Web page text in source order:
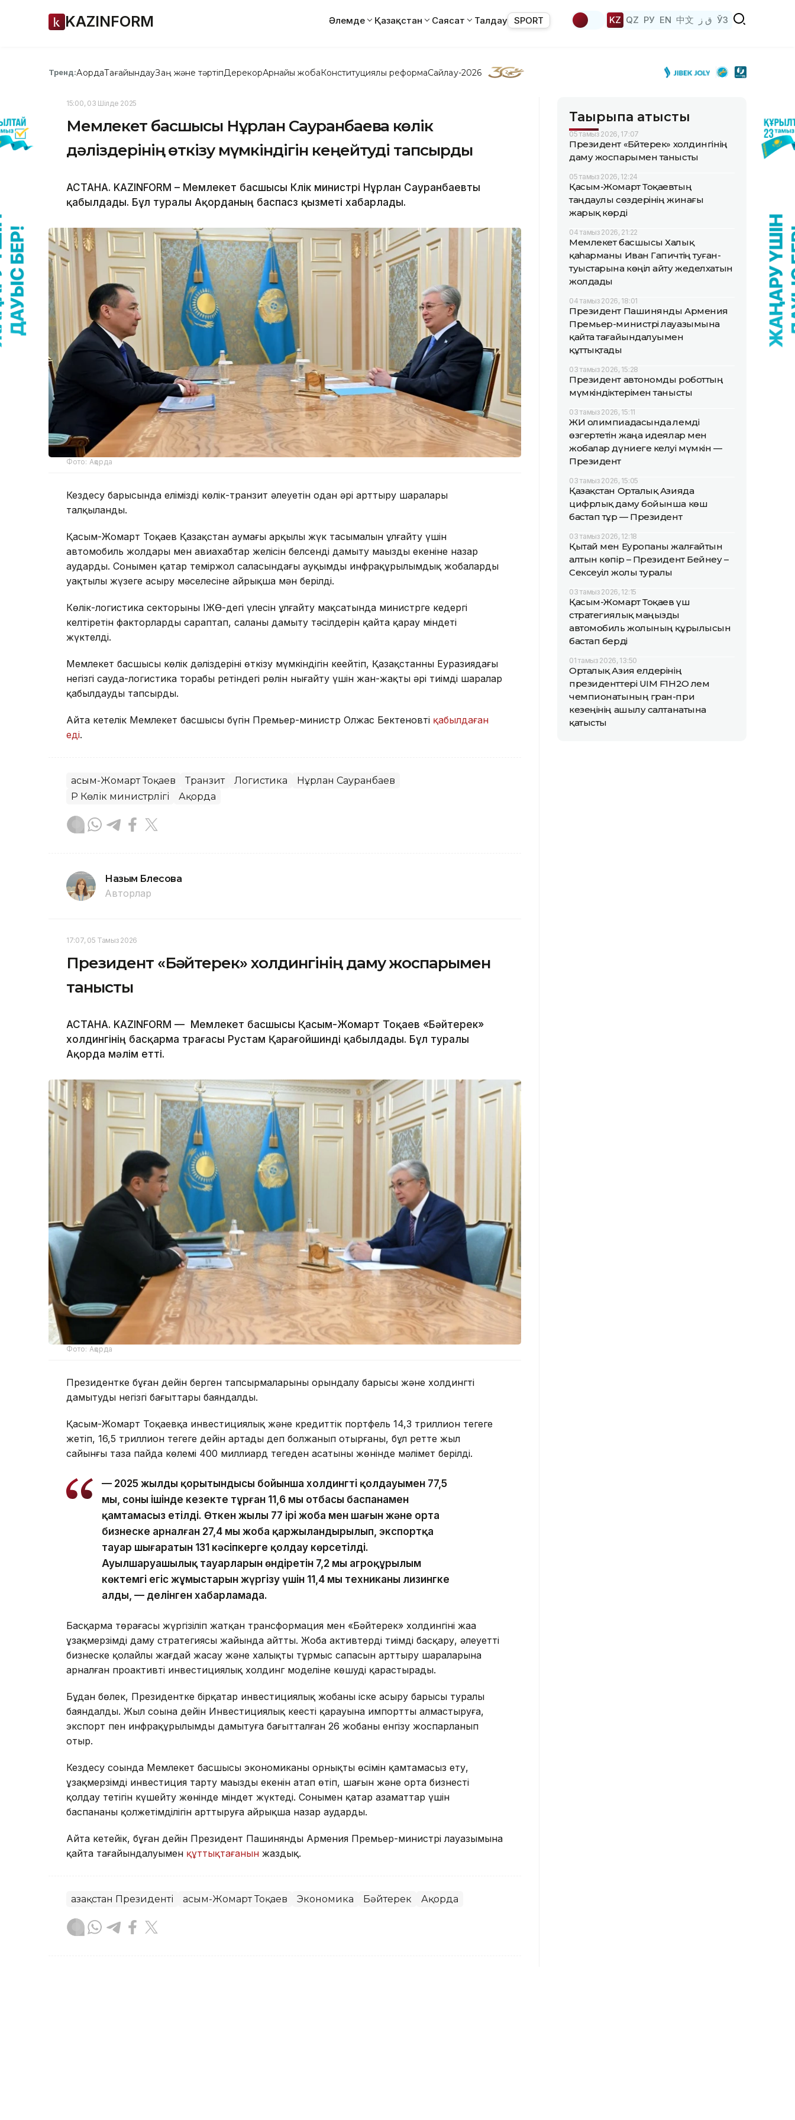
KAZINFORM Әлемде Қазақстан Саясат Талдау SPORT KZ QZ РУ EN 中文 ق ز ЎЗ
Тренд:АқордаТағайындауЗаң және тәртіпДерекқорАрнайы жобаКонституциялық реформаСайлау-2026
15:00, 03 Шілде 2025
Мемлекет басшысы Нұрлан Сауранбаевқа көлік
дәліздерінің өткізу мүмкіндігін кеңейтуді тапсырды
АСТАНА. KAZINFORM – Мемлекет басшысы Көлік министрі Нұрлан Сауранбаевты
қабылдады. Бұл туралы Ақорданың баспасөз қызметі хабарлады.
Фото: Ақорда
Кездесу барысында еліміздің көлік-транзит әлеуетін одан әрі арттыру шаралары
талқыланды.
Қасым-Жомарт Тоқаев Қазақстан аумағы арқылы жүк тасымалын ұлғайту үшін
автомобиль жолдары мен авиахабтар желісін белсенді дамыту маңызды екеніне назар
аударды. Сонымен қатар теміржол саласындағы ауқымды инфрақұрылымдық жобаларды
уақтылы жүзеге асыру мәселесіне айрықша мән берілді.
Көлік-логистика секторының ІЖӨ-дегі үлесін ұлғайту мақсатында министрге кедергі
келтіретін факторларды сараптап, саланы дамыту тәсілдерін қайта қарау міндеті
жүктелді.
Мемлекет басшысы көлік дәліздерінің өткізу мүмкіндігін кеңейтіп, Қазақстанның Еуразиядағы
негізгі сауда-логистика торабы ретіндегі рөлін нығайту үшін жан-жақты әрі тиімді шаралар
қабылдауды тапсырды.
Айта кетелік Мемлекет басшысы бүгін Премьер-министр Олжас Бектеновті қабылдаған
еді.
Қасым-Жомарт Тоқаев Транзит Логистика
Нұрлан Сауранбаев
ҚР Көлік министрлігі
Ақорда
Назым Бөлесова
Авторлар
17:07, 05 Тамыз 2026
Президент «Бәйтерек» холдингінің даму жоспарымен
танысты
АСТАНА. KAZINFORM — Мемлекет басшысы Қасым-Жомарт Тоқаев «Бәйтерек»
холдингінің басқарма төрағасы Рустам Қарағойшинді қабылдады. Бұл туралы
Ақорда мәлім етті.
Фото: Ақорда
Президентке бұған дейін берген тапсырмаларының орындалу барысы және холдингті
дамытудың негізгі бағыттары баяндалды.
Қасым-Жомарт Тоқаевқа инвестициялық және кредиттік портфель 14,3 триллион теңгеге
жетіп, 16,5 триллион теңгеге дейін артады деп болжанып отырғаны, бұл ретте жыл
сайынғы таза пайда көлемі 400 миллиард теңгеден асатыны жөнінде мәлімет берілді.
— 2025 жылдың қорытындысы бойынша холдингтің қолдауымен 77,5
мың, соның ішінде кезекте тұрған 11,6 мың отбасы баспанамен
қамтамасыз етілді. Өткен жылы 77 ірі жоба мен шағын және орта
бизнеске арналған 27,4 мың жоба қаржыландырылып, экспортқа
тауар шығаратын 131 кәсіпкерге қолдау көрсетілді.
Ауылшаруашылық тауарларын өндіретін 7,2 мың агроқұрылым
көктемгі егіс жұмыстарын жүргізу үшін 11,4 мың техниканы лизингке
алды, — делінген хабарламада.
Басқарма төрағасы жүргізіліп жатқан трансформация мен «Бәйтерек» холдингінің жаңа
ұзақмерзімді даму стратегиясы жайында айтты. Жоба активтерді тиімді басқару, әлеуетті
бизнеске қолайлы жағдай жасау және халықтың тұрмыс сапасын арттыру шараларына
арналған проактивті инвестициялық холдинг моделіне көшуді қарастырады.
Бұдан бөлек, Президентке бірқатар инвестициялық жобаны іске асыру барысы туралы
баяндалды. Жыл соңына дейін Инвестициялық кеңестің қарауына импортты алмастыруға,
экспорт пен инфрақұрылымды дамытуға бағытталған 26 жобаны енгізу жоспарланып
отыр.
Кездесу соңында Мемлекет басшысы экономиканың орнықты өсімін қамтамасыз ету,
ұзақмерзімді инвестиция тарту маңызды екенін атап өтіп, шағын және орта бизнесті
қолдау тетігін күшейту жөнінде міндет жүктеді. Сонымен қатар азаматтар үшін
баспананың қолжетімділігін арттыруға айрықша назар аударды.
Айта кетейік, бұған дейін Президент Пашинянды Армения Премьер-министрі лауазымына
қайта тағайындалуымен құттықтағанын жаздық.
Қазақстан Президенті Қасым-Жомарт Тоқаев Экономика Бәйтерек Ақорда
Тақырыпқа қатысты
05 тамыз 2026, 17:07
Президент «Бәйтерек» холдингінің
даму жоспарымен танысты
05 тамыз 2026, 12:24
Қасым-Жомарт Тоқаевтың
таңдаулы сөздерінің жинағы
жарық көрді
04 тамыз 2026, 21:22
Мемлекет басшысы Халық
қаһарманы Иван Гапичтің туған-
туыстарына көңіл айту жеделхатын
жолдады
04 тамыз 2026, 18:01
Президент Пашинянды Армения
Премьер-министрі лауазымына
қайта тағайындалуымен
құттықтады
03 тамыз 2026, 15:28
Президент автономды роботтың
мүмкіндіктерімен танысты
03 тамыз 2026, 15:11
ЖИ олимпиадасында әлемді
өзгертетін жаңа идеялар мен
жобалар дүниеге келуі мүмкін —
Президент
03 тамыз 2026, 15:05
Қазақстан Орталық Азияда
цифрлық даму бойынша көш
бастап тұр — Президент
03 тамыз 2026, 12:18
Қытай мен Еуропаны жалғайтын
алтын көпір – Президент Бейнеу –
Сексеуіл жолы туралы
03 тамыз 2026, 12:15
Қасым-Жомарт Тоқаев үш
стратегиялық маңызды
автомобиль жолының құрылысын
бастап берді
01 тамыз 2026, 13:50
Орталық Азия елдерінің
президенттері UIM F1H2O әлем
чемпионатының гран-при
кезеңінің ашылу салтанатына
қатысты